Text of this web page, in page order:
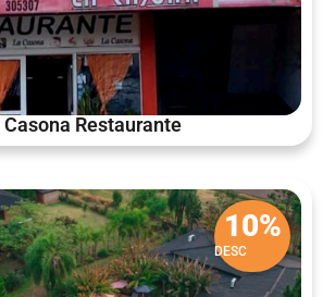
Casona Restaurante
10%
DESC